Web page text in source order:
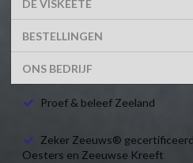
DE VISKÊÊTE
BESTELLINGEN
ONS BEDRIJF
Proef & beleef Zeeland
Zeker Zeeuws®
Oesters en Zeeuwse Kreeft